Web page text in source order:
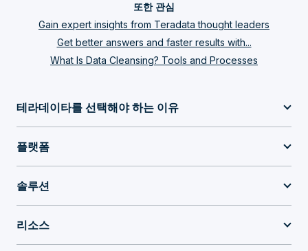
또한 관심
Gain expert insights from Teradata thought leaders
Get better answers and faster results with...
What Is Data Cleansing? Tools and Processes
테라데이타를 선택해야 하는 이유
플랫폼
솔루션
리소스